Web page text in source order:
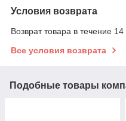
Условия возврата
Возврат товара в течение
Все условия возврата
Подобные товары